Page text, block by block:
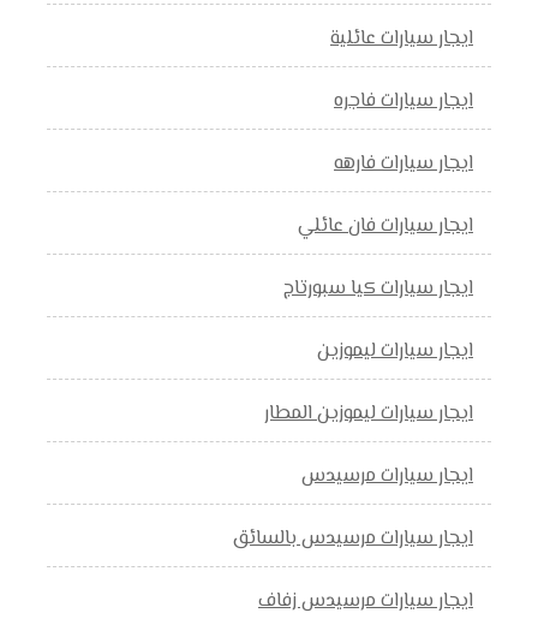
ايجار سيارات عائلية
ايجار سيارات فاجره
ايجار سيارات فارهه
ايجار سيارات فان عائلي
ايجار سيارات كيا سبورتاج
ايجار سيارات ليموزين
ايجار سيارات ليموزين المطار
ايجار سيارات مرسيدس
ايجار سيارات مرسيدس بالسائق
ايجار سيارات مرسيدس زفاف